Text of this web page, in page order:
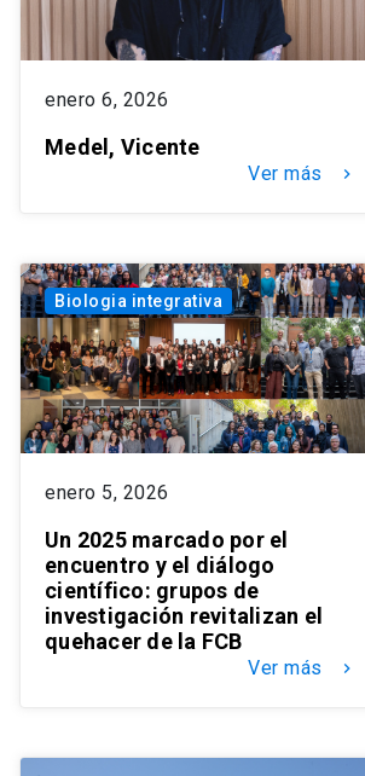
enero 6, 2026
Medel, Vicente
Ver más keyboard_arrow_right
Biologia integrativa
enero 5, 2026
Un 2025 marcado por el
encuentro y el diálogo
científico: grupos de
investigación revitalizan el
quehacer de la FCB
Ver más keyboard_arrow_right